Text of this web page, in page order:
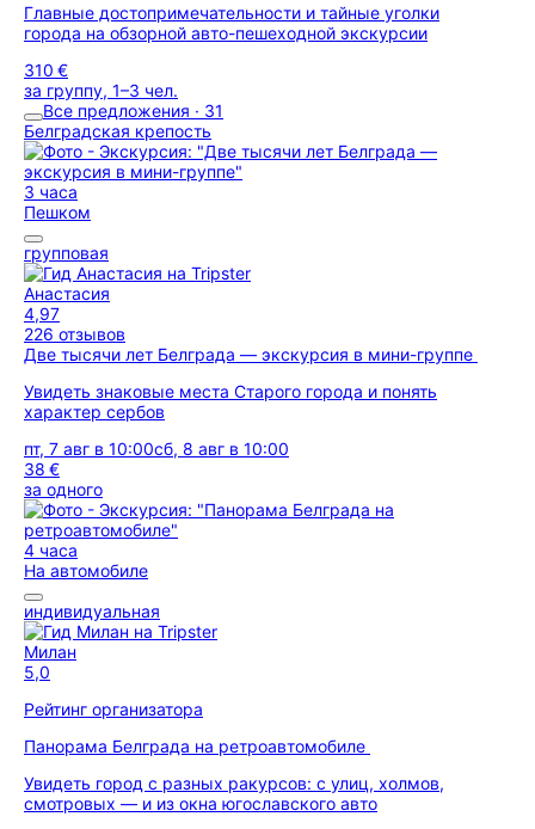
Главные достопримечательности и тайные уголки
города на обзорной авто-пешеходной экскурсии
310 €
за группу, 1–3 чел.
Все предложения · 31
Белградская крепость
3 часа
Пешком
групповая
Анастасия
4,97
226 отзывов
Две тысячи лет Белграда — экскурсия в мини-группе
Увидеть знаковые места Старого города и понять
характер сербов
пт, 7 авг в 10:00сб, 8 авг в 10:00
38 €
за одного
4 часа
На автомобиле
индивидуальная
Милан
5,0
Рейтинг организатора
Панорама Белграда на ретроавтомобиле
Увидеть город с разных ракурсов: с улиц, холмов,
смотровых — и из окна югославского авто